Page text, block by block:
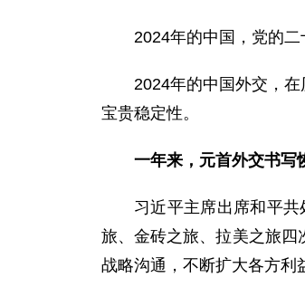
2024年的中国，党的
2024年的中国外交，
宝贵稳定性。
一年来，元首外交书写
习近平主席出席和平
旅、金砖之旅、拉美之旅四
战略沟通，不断扩大各方利